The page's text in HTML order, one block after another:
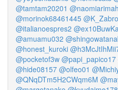
@tamtam20201
@morinok68461445
@italianoespres2
@amuamu032
@honest_kuroki
@pocketof3w @papi_papico17
@hide08157 @olfeo01
@QNqDTm5H2CWqm6M